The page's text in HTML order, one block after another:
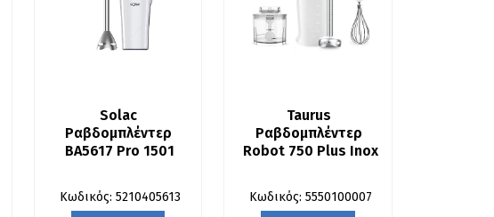
Solac
Ραβδομπλέντερ
BA5617 Pro 1501
Κωδικός: 5210405613
Taurus
Ραβδομπλέντερ
Robot 750 Plus Inox
Κωδικός: 5550100007